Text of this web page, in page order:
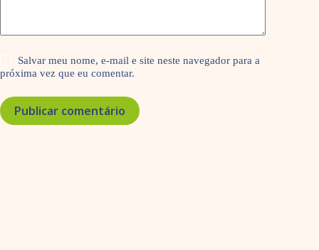
Salvar meu nome, e-mail e site neste navegador para a
próxima vez que eu comentar.
Publicar comentário